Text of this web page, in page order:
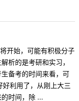
开始，可能有积极分子
析的是考研和实习，
备考的时间来看，可
利用了，从刚上大三
时间，除 ...